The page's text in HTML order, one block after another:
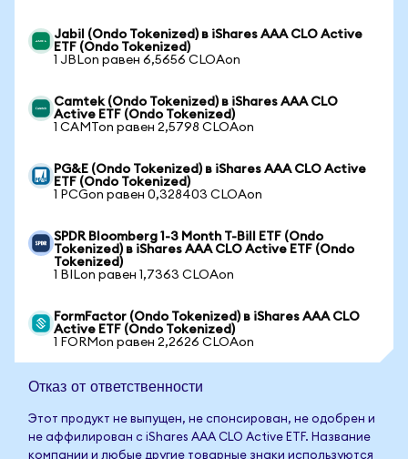
Jabil (Ondo Tokenized) в iShares AAA CLO Active
ETF (Ondo Tokenized)
1 JBLon равен 6,5656 CLOAon
Camtek (Ondo Tokenized) в iShares AAA CLO
Active ETF (Ondo Tokenized)
1 CAMTon равен 2,5798 CLOAon
PG&E (Ondo Tokenized) в iShares AAA CLO Active
ETF (Ondo Tokenized)
1 PCGon равен 0,328403 CLOAon
SPDR Bloomberg 1-3 Month T-Bill ETF (Ondo
Tokenized) в iShares AAA CLO Active ETF (Ondo
Tokenized)
1 BILon равен 1,7363 CLOAon
FormFactor (Ondo Tokenized) в iShares AAA CLO
Active ETF (Ondo Tokenized)
1 FORMon равен 2,2626 CLOAon
Отказ от ответственности
Этот продукт не выпущен, не спонсирован, не одобрен и
не аффилирован с iShares AAA CLO Active ETF. Название
компании и любые другие товарные знаки используются